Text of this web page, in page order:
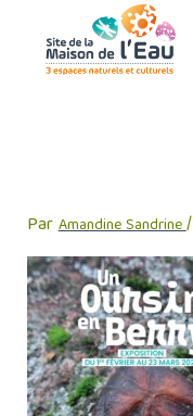
contenu
ParAmandine Sandrine/